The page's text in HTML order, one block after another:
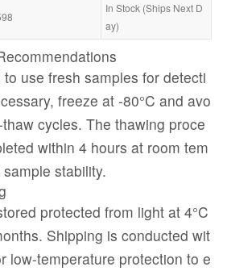
In Stock (Ships Next D
ay)
use fresh samples for detecti
freeze at -80°C and avo
cycles. The thawing proce
within 4 hours at room tem
stability.
protected from light at 4°C
Shipping is conducted wit
low-temperature protection to e